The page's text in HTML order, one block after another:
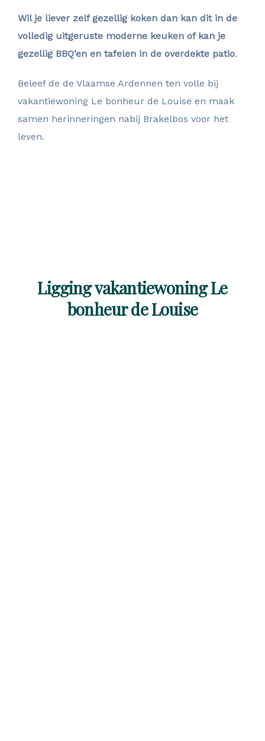
Wil je liever zelf gezellig koken dan kan dit in de
volledig uitgeruste moderne keuken of kan je
gezellig BBQ’en en tafelen in de overdekte patio.
Beleef de de Vlaamse Ardennen ten volle bij
vakantiewoning Le bonheur de Louise en maak
samen herinneringen nabij Brakelbos voor het
leven.
Ligging vakantiewoning Le
bonheur de Louise